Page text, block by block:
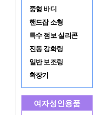
중형 바디
핸드잡 소형
특수 점보 실리콘
진동 강화링
일반 보조링
확장기
여자성인용품